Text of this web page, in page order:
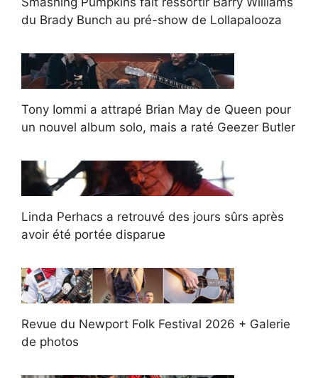
du Brady Bunch au pré-show de Lollapalooza
Tony Iommi a attrapé Brian May de Queen pour
un nouvel album solo, mais a raté Geezer Butler
Linda Perhacs a retrouvé des jours sûrs après
avoir été portée disparue
Revue du Newport Folk Festival 2026 + Galerie
de photos